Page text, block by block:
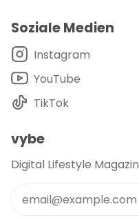
Soziale Medien
Instagram
YouTube
TikTok
vybe
Digital Lifestyle Magazin